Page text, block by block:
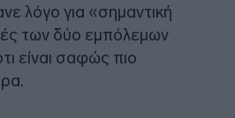
λόγο για «σημαντική
των δύο εμπόλεμων
είναι σαφώς πιο